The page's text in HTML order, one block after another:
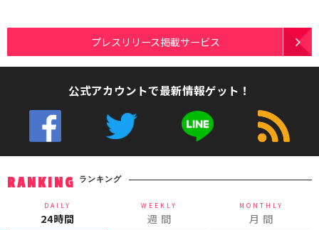
プレスリリース掲載サービス
公式アカウントで最新情報ゲット！
RANKING ランキング
DAILY
24時間
WEEKLY
週 間
MONTHLY
月 間